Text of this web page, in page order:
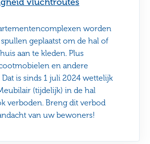
vluchtroutes
worden
geplaatst om de hal of
aan te kleden. Plus
en andere
is sinds 1 juli 2024 wettelijk
(tijdelijk) in de hal
verboden. Breng dit verbod
van uw bewoners!